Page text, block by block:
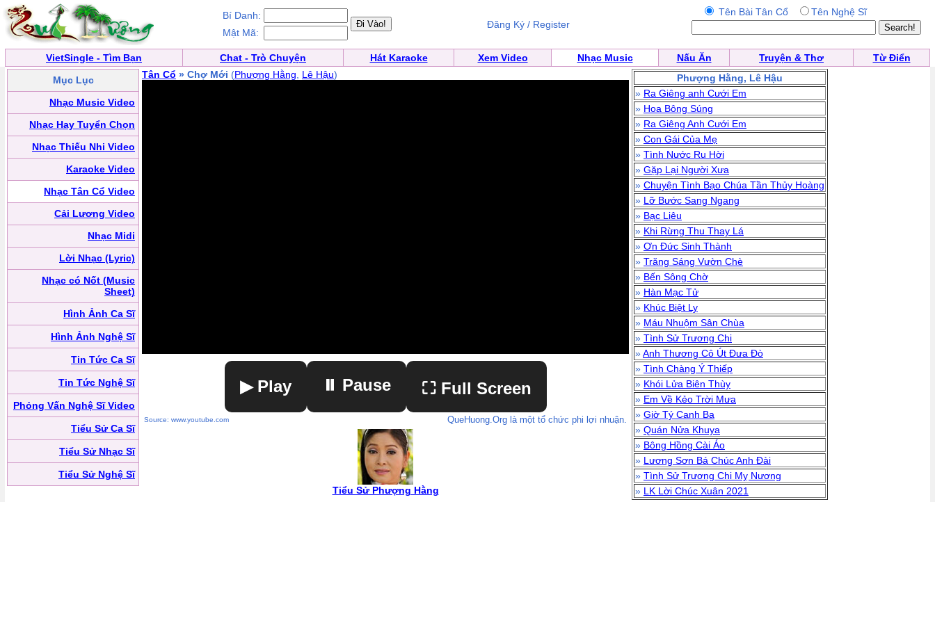
Bí Danh:
Mật Mã:
Đăng Ký / Register
Tên Bài Tân Cổ Tên Nghệ Sĩ
VietSingle - Tìm Bạn Chat - Trò Chuyện Hát Karaoke Xem Video Nhạc Music Nấu Ăn Truyện & Thơ
Từ Điển
Mục Lục
Nhạc Music Video
Nhạc Hay Tuyển Chọn
Nhạc Thiếu Nhi Video
Karaoke Video
Nhạc Tân Cổ Video
Cải Lương Video
Nhạc Midi
Lời Nhạc (Lyric)
Nhạc có Nốt (Music
Sheet)
Hình Ảnh Ca Sĩ
Hình Ảnh Nghệ Sĩ
Tin Tức Ca Sĩ
Tin Tức Nghệ Sĩ
Phỏng Vấn Nghệ Sĩ Video
Tiểu Sử Ca Sĩ
Tiểu Sử Nhạc Sĩ
Tiểu Sử Nghệ Sĩ
Tân Cổ » Chợ Mới (Phượng Hằng Lê Hậu)
▶ Play
▶ Play ⏸ Pause ⛶ Full Screen
Source: www.youtube.com QueHuong.Org là một tổ chức phi lợi nhuận.
Tiểu Sử Phượng Hằng
Phượng Hằng, Lê Hậu
» Ra Giêng anh Cưới Em
» Hoa Bông Súng
» Ra Giêng Anh Cưới Em
» Con Gái Của Mẹ
» Tình Nước Ru Hời
» Gặp Lại Người Xưa
» Chuyện Tình Bạo Chúa Tần Thủy Hoàng
» Lỡ Bước Sang Ngang
» Bạc Liêu
» Khi Rừng Thu Thay Lá
» Ơn Đức Sinh Thành
» Trăng Sáng Vườn Chè
» Bến Sông Chờ
» Hàn Mạc Tử
» Khúc Biệt Ly
» Máu Nhuộm Sân Chùa
» Tình Sử Trương Chi
»Anh Thương Cô Út Đưa Đò
» Tình Chàng Ý Thiếp
» Khói Lửa Biên Thùy
» Em Về Kẻo Trời Mưa
» Giờ Tý Canh Ba
» Quán Nửa Khuya
» Bông Hồng Cài Áo
» Lương Sơn Bá Chúc Anh Đài
» Tình Sử Trương Chi Mỵ Nương
» LK Lời Chúc Xuân 2021